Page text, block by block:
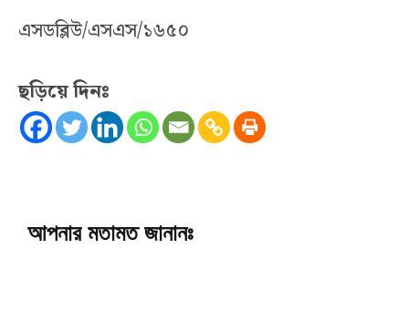
এসডব্লিউ/এসএস/১৬৫০
ছড়িয়ে দিনঃ
আপনার মতামত জানানঃ